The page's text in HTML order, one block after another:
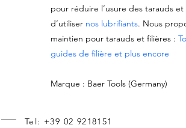
pour réduire l’usure des tarauds
d’utiliser nos lubrifiants. Nous
maintien pour tarauds et filières :
guides de filière et plus encore
Marque : Baer Tools (Germany)
Tel: +39 02 9218151